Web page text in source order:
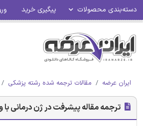
دسته‌بندی محصولات پیگیری خرید
ایران عرضه مقالات ترجمه شده رشته پزشکی
ترجمه مقاله پیشرفت در ژن درمانی